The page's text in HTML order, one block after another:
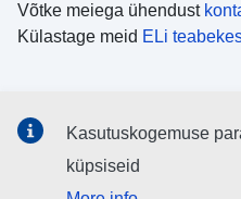
Võtke meiega ühendust
Külastage meid ELi
Otsige ELi teavet
Kasutuskogemuse
küpsiseid